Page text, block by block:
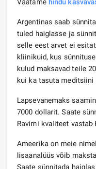
Argentinas saab
tuled haiglasse ja
selle eest arvet ei
kliinikuid, kus
kulud maksavad teile
kui ka tasuta meditsiini
Lapsevanemaks
7000 dollarit. Saate
Ravimi kvaliteet vastab
Ameerika on meie
lisaanalüüs võib
Saate sünnitada